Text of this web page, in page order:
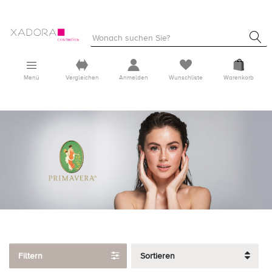
Menü Vergleichen Anmelden Wunschliste Warenkorb
Filtern Sortieren